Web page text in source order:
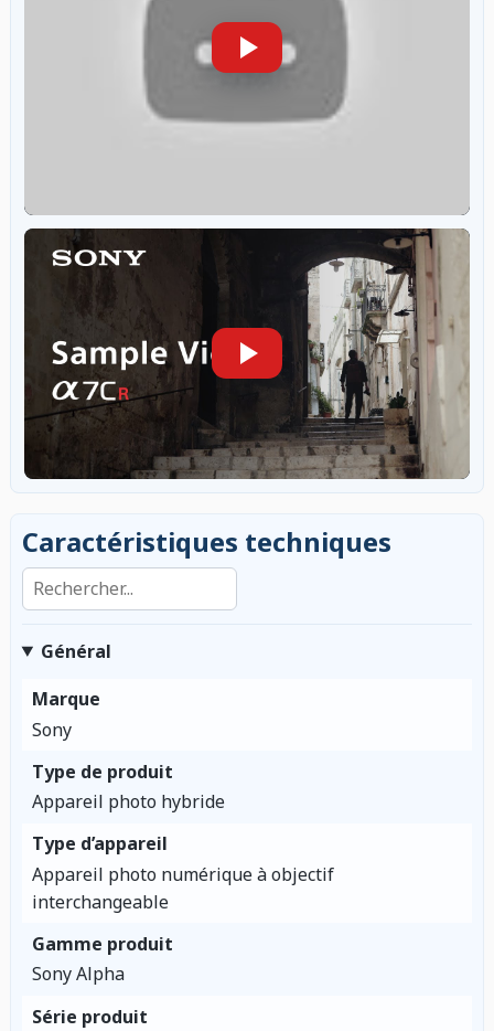
Caractéristiques techniques
Rechercher dans les caractéristiques
Général
Marque
Sony
Type de produit
Appareil photo hybride
Type d’appareil
Appareil photo numérique à objectif
interchangeable
Gamme produit
Sony Alpha
Série produit